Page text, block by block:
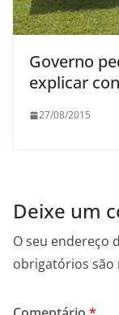
Governo
explicar
27/08/2015
Deixe um
O seu endereço
obrigatórios são